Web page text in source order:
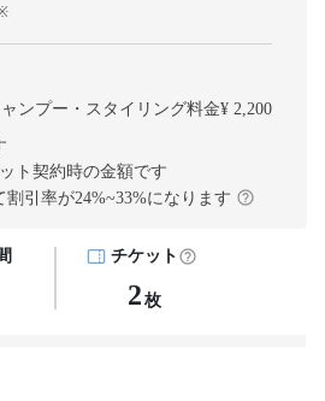
ンプー・スタイリング料金¥ 2,200
ト契約時の金額です
割引率が24%~33%になります
チケット
2 枚